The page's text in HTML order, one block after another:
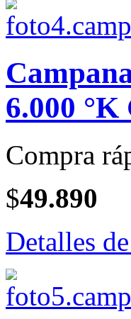
6.000
Compra
$49.890
Detalles